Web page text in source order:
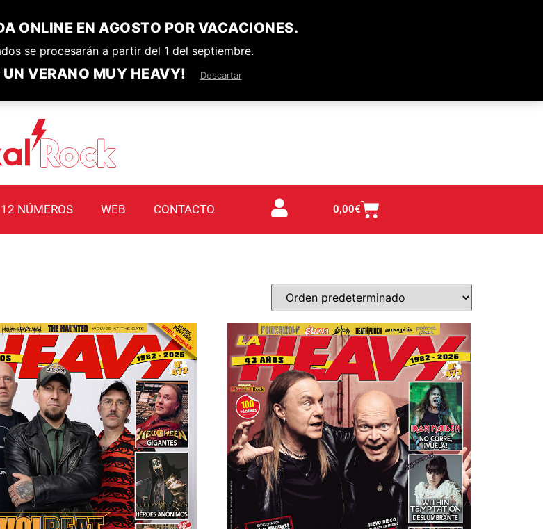
ONLINE EN AGOSTO POR VACACIONES.
se procesarán a partir del 1 del septiembre.
UN VERANO MUY HEAVY! Descartar
NÚMEROS WEB CONTACTO 0,00€